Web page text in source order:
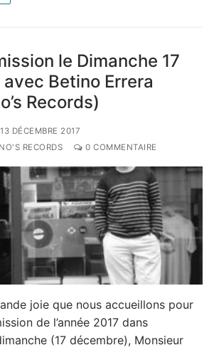
le Dimanche 17
Betino Errera
Records)
13 DÉCEMBRE 2017
RECORDS
0 COMMENTAIRE
joie que nous accueillons pour
de l’année 2017 dans
(17 décembre), Monsieur